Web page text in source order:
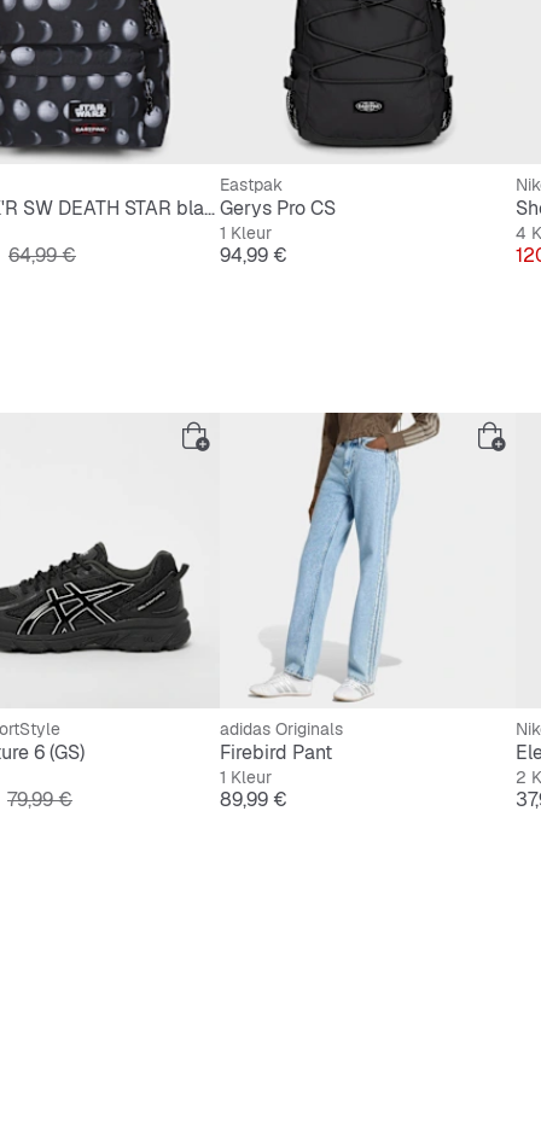
DAY PAK'R SW DEATH STAR black
Originele Prijs
64,99 €
Eastpak
Gerys Pro CS
1 Kleur
Prijs
94,99 €
4
6 (GS)
Originele Prijs
79,99 €
adidas Originals
Firebird Pant
1 Kleur
Prijs
89,99 €
2